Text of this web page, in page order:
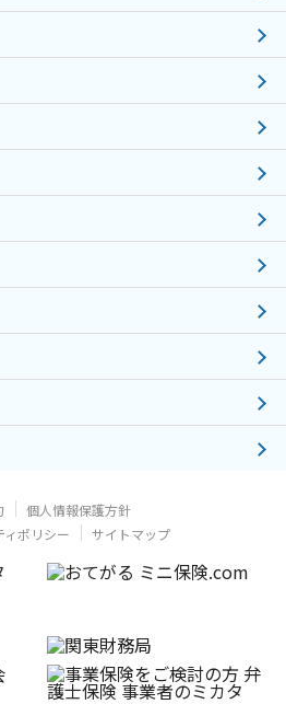
個人情報保護方針
ポリシー
サイトマップ